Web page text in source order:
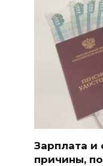
Зарплата и
причины,